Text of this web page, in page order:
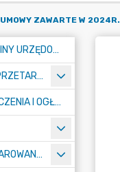
UMOWY ZAWARTE W 2024R.
DANE KONTAKTOWE, GODZINY URZĘDOWANIA I NUMER KONTA BANKOWEGO
ZAMÓWIENIA PUBLICZNE, PRZETARGI, KONKURSY
ZAWIADOMIENIA, OBWIESZCZENIA I OGŁOSZENIA
PLANOWANIE I ZAGOSPODAROWANIE PRZESTRZENNE